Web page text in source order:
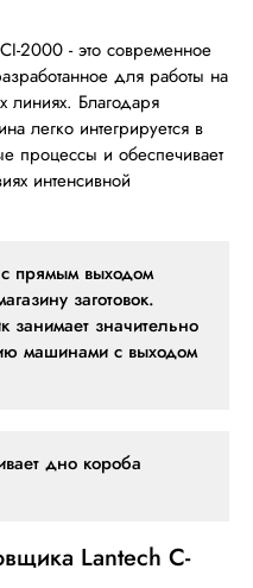
2000 - это современное
для работы на
линиях. Благодаря
легко интегрируется в
процессы и обеспечивает
интенсивной
прямым выходом
заготовок.
занимает значительно
машинами с выходом
дно короба
Lantech C-